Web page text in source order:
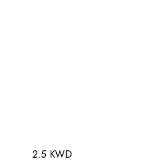
2.5 KWD